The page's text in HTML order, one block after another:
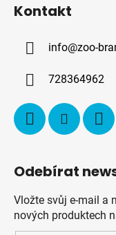
Kontakt
info@zoo-
728364962
Odebírat
Vložte svůj e-mail a
nových produktech